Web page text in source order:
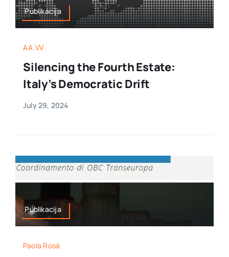
Publikacija
AA.VV.
Silencing the Fourth Estate:
Italy’s Democratic Drift
July 29, 2024
Publikacija
Paola Rosà